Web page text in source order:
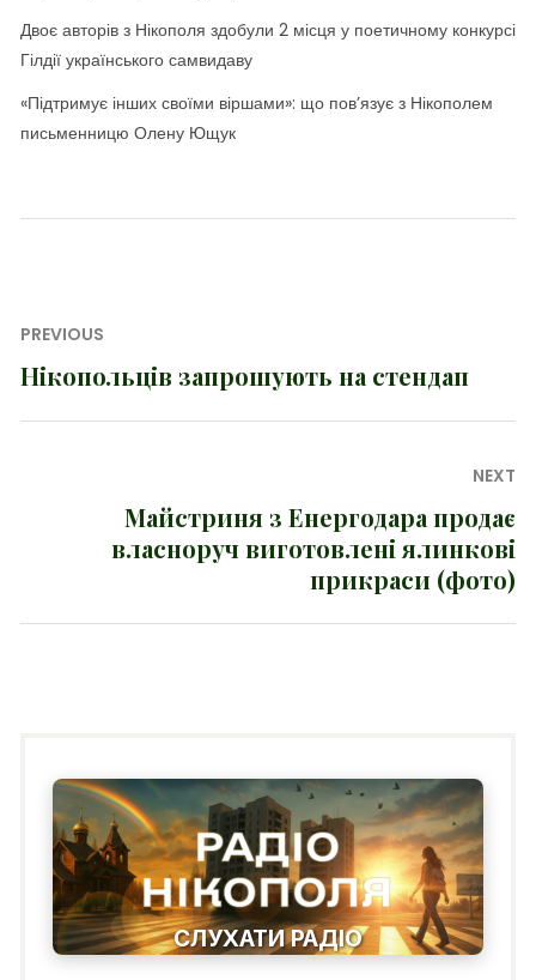
Двоє авторів з Нікополя здобули 2 місця у поетичному конкурсі
Гілдії українського самвидаву
«Підтримує інших своїми віршами»: що пов’язує з Нікополем
письменницю Олену Ющук
Навігація
записів
PREVIOUS
Previous
Нікопольців запрошують на стендап
NEXT
Майстриня з Енергодара продає
власноруч виготовлені ялинкові
прикраси (фото)
СЛУХАТИ РАДІО